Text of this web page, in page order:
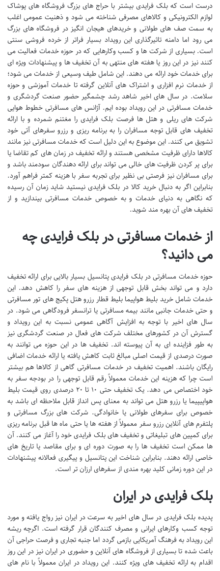
درست است که بلک فرایدی بیشتر با حراج های بزرگ فروشگاه های پوشاک
لوازم الکترونیکی و کالاهای مصرفی شناخته می شود و ذهنیت عمومی اغلب
به سمت صف های طولانی و خریدهای هیجان انگیز در فروشگاه های بزرگ
می رود اما دامنه تاثیرگذاری این رویداد بسیار فراتر از خرده فروشی سنتی
است. بسیاری از شرکت ها و کسب وکارهایی که در حوزه خدمات فعالیت می
کنند نیز در این روز یا هفته های منتهی به آن تخفیف ها و پیشنهادات ویژه ای
برای خدمات خود ارائه می دهند. این شامل طیف وسیعی از خدمات می شود؛
از خدمات نرم افزاری و اشتراک های آنلاین گرفته تا خدمات آموزشی و حوزه
سلامت. در سال های اخیر شاهد رشد چشمگیر حضور صنعت گردشگری و
خدمات مسافرتی در این رویداد بوده ایم. آژانس های مسافرتی خطوط هوایی
شرکت های ریلی و هتل ها فرصت بلک فرایدی را مغتنم شمرده و با ارائه
تخفیف های قابل توجه مسافران را به برنامه ریزی و رزرو سفرهای آتی خود
تشویق می کنند. این موضوع به این دلیل است که خدمات مسافرتی نیز مانند
کالاها دارای ظرفیت مشخصی هستند و ارائه تخفیف در زمان های کم تقاضا یا
برای پر کردن ظرفیت های خالی می تواند برای ارائه دهندگان سودمند باشد و
برای مسافران نیز فرصتی بی نظیر برای تجربه سفر با هزینه کمتر فراهم آورد.
بنابراین اگر به دنبال خرید کالا در بلک فرایدی نیستید شاید زمان آن رسیده
که نگاهی به دنیای خدمات و به خصوص خدمات مسافرتی بیندازید و از
تخفیف های آن بهره مند شوید.
از خدمات مسافرتی در بلک فرایدی چه
می دانید؟
حوزه خدمات مسافرتی در بلک فرایدی پتانسیل بسیار بالایی برای ارائه تخفیف
دارد و می تواند بخش قابل توجهی از هزینه های سفر را کاهش دهد. این
خدمات شامل خرید بلیط هواپیما بلیط قطار رزرو هتل پکیج های تور مسافرتی
و حتی خدمات جانبی مانند بیمه مسافرتی یا ترانسفر فرودگاهی می شود. در
سال های اخیر با توجه به افزایش آگاهی عمومی نسبت به این رویداد و
گسترش آن در کشورهای مختلف شرکت های فعال در صنعت گردشگری نیز
به طور فزاینده ای به آن پیوسته اند. تخفیف ها در این حوزه می توانند به
صورت درصدی از قیمت اصلی مبالغ ثابت کاهش یافته یا ارائه خدمات اضافی
رایگان باشند. اهمیت تخفیف در خدمات مسافرتی گاهی از کالاها هم بیشتر
است چرا که هزینه این خدمات معمولاً رقم قابل توجهی را در بودجه سفر به
خود اختصاص می دهد. یک تخفیف حتی ۱۰ تا ۲۰ درصدی روی قیمت بلیط
هواپیپیما یا رزرو هتل می تواند به معنای پس انداز قابل ملاحظه ای باشد به
خصوص برای سفرهای طولانی یا خانوادگی. شرکت های بزرگ مسافرتی و
پلتفرم های آنلاین رزرو سفر معمولاً از هفته ها یا حتی ماه ها قبل برنامه ریزی
برای کمپین های تبلیغاتی و تخفیف های بلک فرایدی خود را آغاز می کنند. آن
ها ممکن است تخفیف ها را به صورت دوره ای و برای مقاصد یا تاریخ های
خاصی ارائه دهند. بنابراین شناخت این پتانسیل و پیگیری فعالانه پیشنهادات
در این دوره زمانی کلید بهره مندی از سفرهای ارزان تر است.
بلک فرایدی در ایران
پدیده بلک فرایدی در سال های اخیر به سرعت در ایران نیز رواج یافته و مورد
توجه کسب وکارهای ایرانی و مصرف کنندگان قرار گرفته است. اگرچه ریشه
این رویداد به فرهنگ آمریکایی بازمی گردد اما جنبه تجاری و فرصت حراجی آن
باعث شده تا بسیاری از فروشگاه های آنلاین و حضوری در ایران نیز در این روز
اقدام به ارائه تخفیف های ویژه کنند. این رویداد در ایران معمولاً با نام های